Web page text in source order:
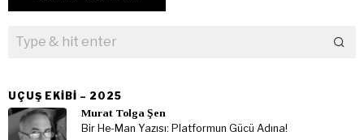
UÇUŞ EKIBI – 2025
Murat Tolga Şen
Bir He-Man Yazısı: Platformun Gücü Adına!